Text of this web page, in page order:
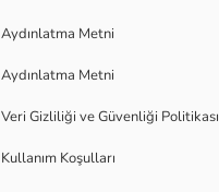
Aydınlatma Metni
Aydınlatma Metni
Veri Gizliliği ve Güvenliği Politikası
Kullanım Koşulları